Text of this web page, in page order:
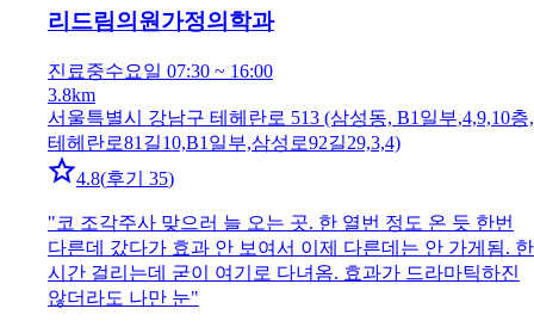
리드림의원가정의학과
진료중수요일 07:30 ~ 16:00
3.8km
서울특별시 강남구 테헤란로 513 (삼성동, B1일부,4,9,10층,
테헤란로81길10,B1일부,삼성로92길29,3,4)
4.8(후기 35)
"코 조각주사 맞으러 늘 오는 곳. 한 열번 정도 온 듯 한번
다른데 갔다가 효과 안 보여서 이제 다른데는 안 가게됨. 한
시간 걸리는데 굳이 여기로 다녀옴. 효과가 드라마틱하진
않더라도 나만 눈"